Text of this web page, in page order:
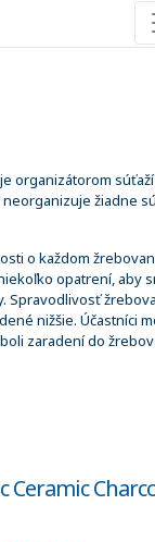
organizátorom
žiadne
o každom
opatrení, aby
Spravodlivosť
nižšie. Účastníci
zaradení do
Ceramic